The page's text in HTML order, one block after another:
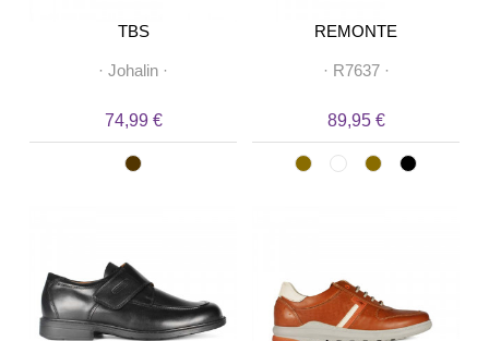
TBS
· Johalin ·
74,99 €
REMONTE
· R7637·
89,95 €